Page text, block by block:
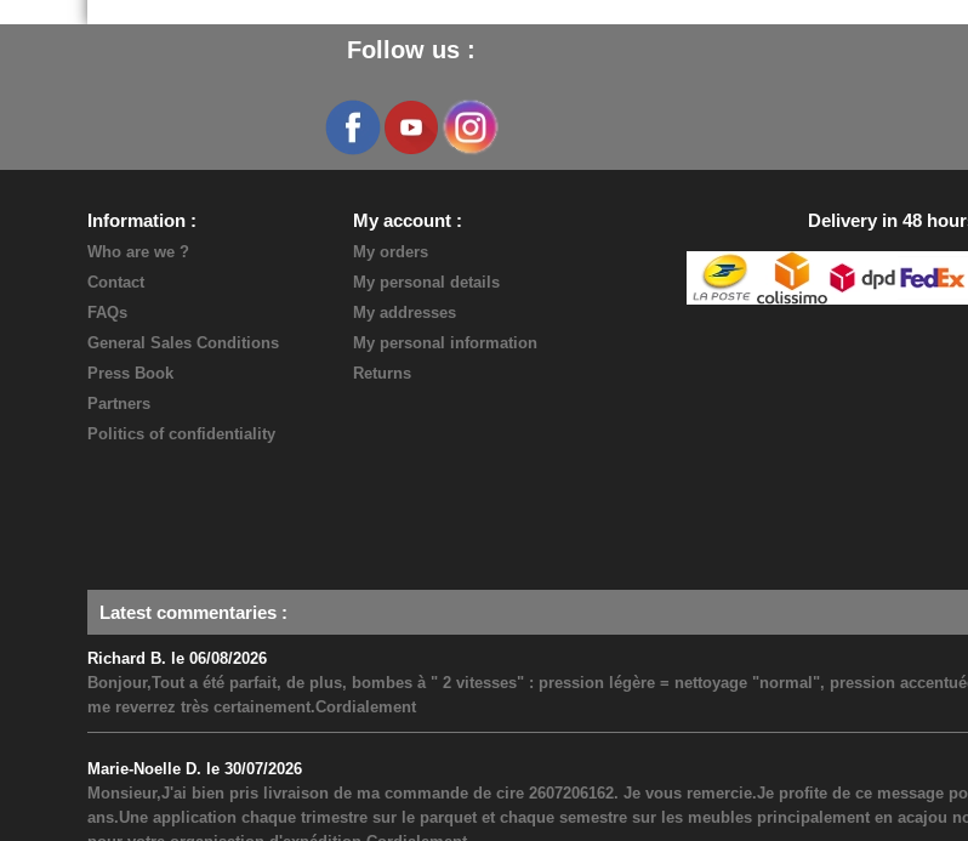
Follow us :
Information
Who are we ?
Contact
FAQs
General Sales Conditions
Press Book
Partners
Politics of confidentiality
My account
My orders
My personal details
My addresses
My personal information
Returns
Delivery in 48
Latest commentaries :
Richard B. le 06/08/2026
Bonjour,Tout a été parfait, de plus, bombes à " 2 vitesses" : pression légère = nettoyage "normal", pression
me reverrez très certainement.Cordialement
Marie-Noelle D. le 30/07/2026
Monsieur,J'ai bien pris livraison de ma commande de cire 2607206162. Je vous remercie.Je profite de ce
ans.Une application chaque trimestre sur le parquet et chaque semestre sur les meubles principalement en acajou